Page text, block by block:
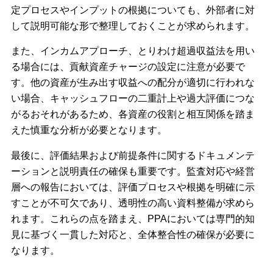
定プロセスやインプットの根拠についても、外部者に対
して説明可能な形で整理しておくことが求められます。
また、インカムアプローチ、とりわけ超過収益法を用い
る場合には、貢献資産チャージの設定に注意が必要で
す。他の資産が生み出す収益への配分が適切に行われな
い場合、キャッシュフローの二重計上や過大評価につな
がるおそれがあるため、各資産の役割と相互関係を踏ま
えた慎重な分析が必要となります。
最後に、評価結果および前提条件に関するドキュメンテ
ーションと説明責任の確保も重要です。監査対応や経営
層への報告においては、評価プロセスや根拠を明確に示
すことが不可欠であり、透明性の高い資料整備が求めら
れます。これらの点を踏まえ、PPAにおいては専門的知
見に基づく一貫した対応と、全体整合性の確保が必要に
なります。